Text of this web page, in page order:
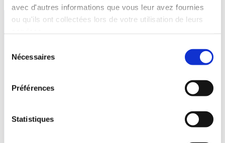
avec d'autres informations que vous leur avez fournies
ou qu'ils ont collectées lors de votre utilisation de leurs
Nécessaires
Préférences
Statistiques
Ventes en ligne
Experts depuis
Sur mesure Contactez-nous